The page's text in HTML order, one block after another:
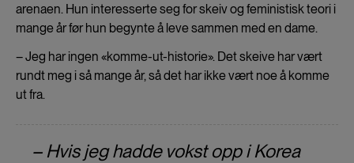
arenaen. Hun interesserte seg for skeiv og feministisk teori i
mange år før hun begynte å leve sammen med en dame.
– Jeg har ingen «komme-ut-historie». Det skeive har vært
rundt meg i så mange år, så det har ikke vært noe å komme
ut fra.
– Hvis jeg hadde vokst opp i Korea